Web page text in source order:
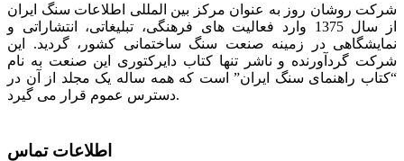
شرکت روشان روز به عنوان مرکز بین المللی اطلاعات سنگ ایران
از سال 1375 وارد فعالیت های فرهنگی، تبلیغاتی، انتشاراتی و
نمایشگاهی در زمینه صنعت سنگ ساختمانی کشور، گردید. این
شرکت گردآورنده و ناشر تنها کتاب دایرکتوری این صنعت به نام
“کتاب راهنمای سنگ ایران” است که همه ساله یک مجلد از آن در
دسترس عموم قرار می گیرد.
اطلاعات تماس